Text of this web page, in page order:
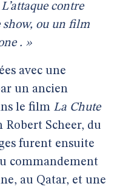
contre
show, ou un film
. »
avec une
un ancien
le film La Chute
Robert Scheer, du
furent ensuite
commandement
au Qatar, et une